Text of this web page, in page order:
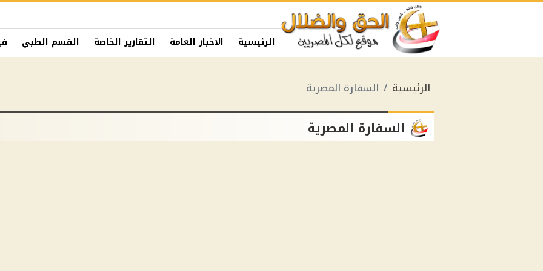
الرئيسية الاخبار العامة التقارير الخاصة القسم الطبي
الرئيسية السفارة المصرية
السفارة المصرية